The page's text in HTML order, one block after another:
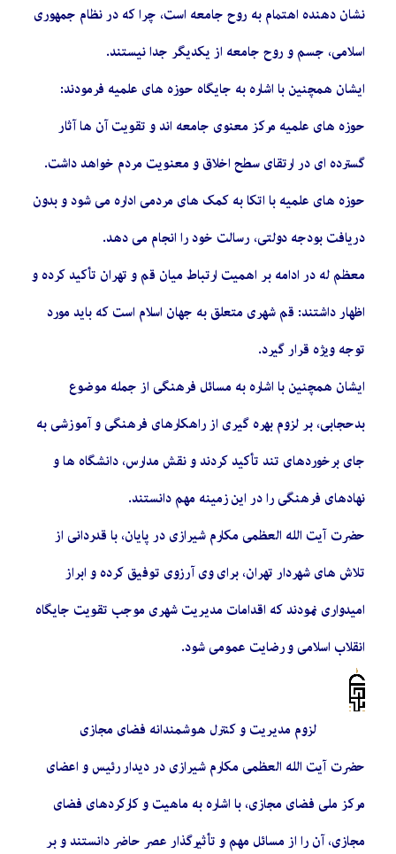
نشان دهنده اهتمام به روح جامعه است، چرا که در نظام جمهوری
اسلامی، جسم و روح جامعه از یکدیگر جدا نیستند.
ایشان همچنین با اشاره به جایگاه حوزه های علمیه فرمودند:
حوزه های علمیه مرکز معنوی جامعه اند و تقویت آن ها آثار
گسترده ای در ارتقای سطح اخلاق و معنویت مردم خواهد داشت.
حوزه های علمیه با اتکا به کمک های مردمی اداره می شود و بدون
دریافت بودجه دولتی، رسالت خود را انجام می دهد.
معظم له در ادامه بر اهمیت ارتباط میان قم و تهران تأکید کرده و
اظهار داشتند: قم شهری متعلق به جهان اسلام است که باید مورد
توجه ویژه قرار گیرد.
ایشان همچنین با اشاره به مسائل فرهنگی از جمله موضوع
بدحجابی، بر لزوم بهره گیری از راهکارهای فرهنگی و آموزشی به
جای برخوردهای تند تأکید کردند و نقش مدارس، دانشگاه ها و
نهادهای فرهنگی را در این زمینه مهم دانستند.
حضرت آیت الله العظمی مکارم شیرازی در پایان، با قدردانی از
تلاش های شهردار تهران، برای وی آرزوی توفیق کرده و ابراز
امیدواری نمودند که اقدامات مدیریت شهری موجب تقویت جایگاه
انقلاب اسلامی و رضایت عمومی شود.
لزوم مدیریت و کنترل هوشمندانه فضای مجازی
حضرت آیت الله العظمی مکارم شیرازی در دیدار رئیس و اعضای
مرکز ملی فضای مجازی، با اشاره به ماهیت و کارکردهای فضای
مجازی، آن را از مسائل مهم و تأثیرگذار عصر حاضر دانستند و بر